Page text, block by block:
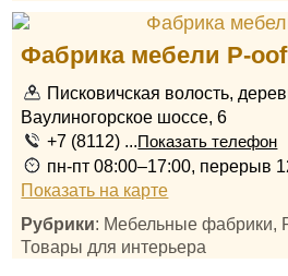
Фабрика мебели P-oof
Писковичская волость,
Ваулиногорское шоссе, 6
+7 (8112) ...Показать телефон
пн-пт 08:00–17:00, перерыв
Показать на карте
Рубрики: Мебельные фабрики,
Товары для интерьера